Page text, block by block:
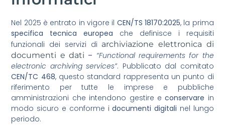
Nel 2025 è entrato in vigore il CEN/TS 18170:2025, la prima
specifica tecnica europea che definisce i requisiti
funzionali dei servizi di archiviazione elettronica di
documenti e dati – “Functional requirements for the
electronic archiving services”. Pubblicato dal comitato
CEN/TC 468, questo standard rappresenta un punto di
riferimento per tutte le imprese e pubbliche
amministrazioni che intendono gestire econservare in
modo sicuro e conforme idocumenti digitali nel lungo
periodo.